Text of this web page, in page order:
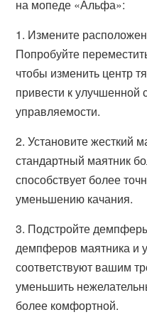
на мопеде «Альфа»:
1. Измените
Попробуйте
чтобы изменить центр
привести к улучшенной
управляемости.
2. Установите жесткий
стандартный маятник
способствует более
уменьшению качания.
3. Подстройте
демпферов маятника и
соответствуют вашим
уменьшить
более комфортной.